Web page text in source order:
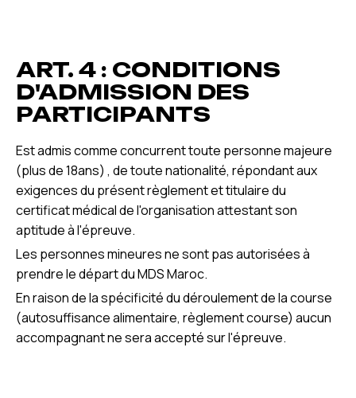
ART. 4 : CONDITIONS
D'ADMISSION DES
PARTICIPANTS
Est admis comme concurrent toute personne majeure
(plus de 18ans) , de toute nationalité, répondant aux
exigences du présent règlement et titulaire du
certificat médical de l'organisation attestant son
aptitude à l'épreuve.
Les personnes mineures ne sont pas autorisées à
prendre le départ du MDS Maroc.
En raison de la spécificité du déroulement de la course
(autosuffisance alimentaire, règlement course) aucun
accompagnant ne sera accepté sur l'épreuve.